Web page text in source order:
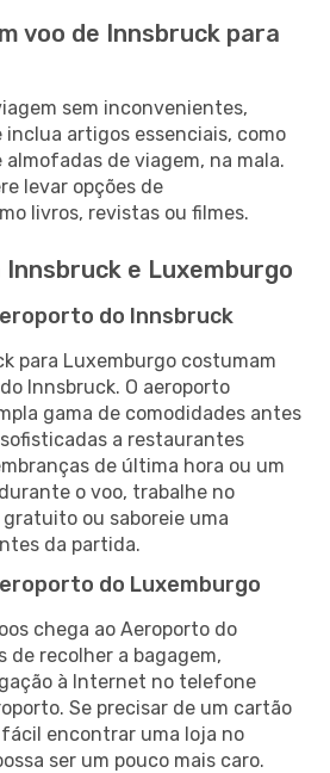
voo de Innsbruck para
sem inconvenientes,
inclua artigos essenciais, como
de viagem, na mala.
levar opções de
livros, revistas ou filmes.
e Luxemburgo
do Innsbruck
para Luxemburgo costumam
Innsbruck. O aeroporto
gama de comodidades antes
a restaurantes
de última hora ou um
o voo, trabalhe no
ou saboreie uma
da partida.
do Luxemburgo
chega ao Aeroporto do
de recolher a bagagem,
à Internet no telefone
Se precisar de um cartão
fácil encontrar uma loja no
ser um pouco mais caro.